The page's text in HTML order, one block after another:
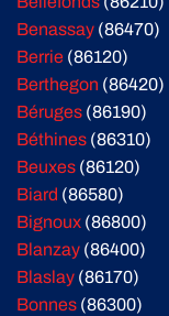
Benassay (86470)
Berrie (86120)
Berthegon (86420)
Béruges (86190)
Béthines (86310)
Beuxes (86120)
Biard (86580)
Bignoux (86800)
Blanzay (86400)
Blaslay (86170)
Bonnes (86300)